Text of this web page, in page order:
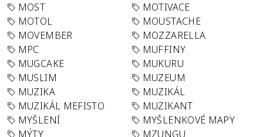
MOST
MOTIVACE
MOTOL
MOUSTACHE
MOVEMBER
MOZZARELLA
MPC
MUFFINY
MUGCAKE
MUKURU
MUSLIM
MUZEUM
MUZIKA
MUZIKÁL
MUZIKÁL MEFISTO
MUZIKANT
MYŠLENÍ
MYŠLENKOVÉ MAPY
MÝTY
MZUNGU